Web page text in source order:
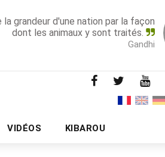
la grandeur d'une nation par la façon
dont les animaux y sont traités.
Gandhi
VIDÉOS KIBAROU